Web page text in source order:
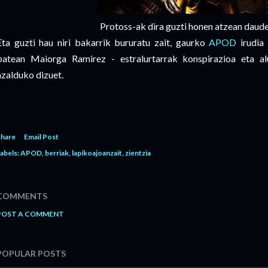
Protoss-ak dira guzti honen atzean
guzti hau niri bakarrik bururatu zait, gaurkoAPOD irudia
Maiorga Ramirez - estralurtarrak konspirazioa eta
dizuet.
Email Post
APOD berriak lapikoajoanzait zientzia
A COMMENT
POSTS